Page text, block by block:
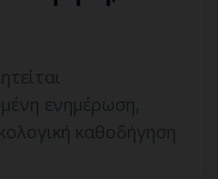
ενημέρωση,
καθοδήγηση